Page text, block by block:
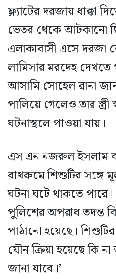
ফ্ল্যাটের দরজায় ধাক্কা
ভেতর থেকে আটকানো
এলাকাবাসী এসে দরজা
লামিসার মরদেহ
আসামি সোহেল রানা
পালিয়ে গেলেও তার স্ত্রী
ঘটনাস্থলে পাওয়া যায়।
এস এন নজরুল ইসলাম
বাথরুমে শিশুটির সঙ্গে
ঘটনা ঘটে থাকতে
পুলিশের অপরাধ তদন্ত
পাঠানো হয়েছে।
যৌন ক্রিয়া হয়েছে কি না
জানা যাবে।’